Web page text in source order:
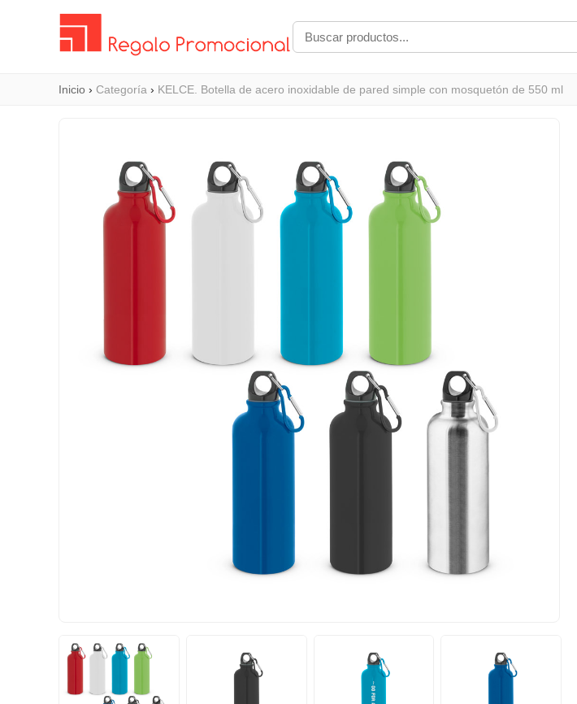
Inicio › Categoría › KELCE. Botella de acero inoxidable de pared simple con mosquetón de 550 ml